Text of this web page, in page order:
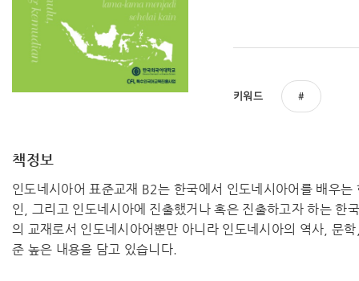
키워드
책정보
인도네시아어 표준교재 B2는 한국에서 인도네시아어를 배우
인, 그리고 인도네시아에 진출했거나 혹은 진출하고자 하는 한
의 교재로서 인도네시아어뿐만 아니라 인도네시아의 역사, 문
준 높은 내용을 담고 있습니다.